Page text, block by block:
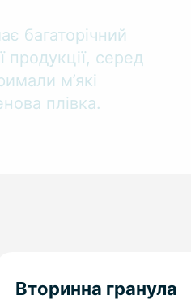
багаторічний
продукції, серед
м’які
плівка.
Вторинна гранула